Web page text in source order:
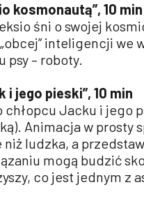
kosmonautą”, 10 min
śni o swojej
inteligencji we
psy – roboty.
i jego pieski”, 10 min
chłopcu Jacku i jego
Animacja w prosty
niż ludzka, a
mogą budzić
co jest jednym z